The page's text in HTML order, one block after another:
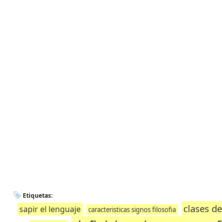
Etiquetas:
sapir el lenguaje caracteristicas signos filosofia clases